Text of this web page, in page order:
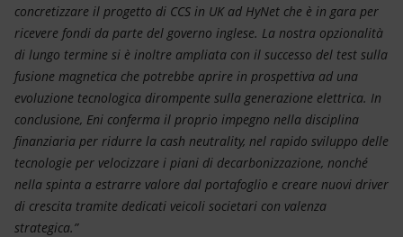
concretizzare il progetto di CCS in UK ad HyNet che è in gara per
ricevere fondi da parte del governo inglese. La nostra opzionalità
di lungo termine si è inoltre ampliata con il successo del test sulla
fusione magnetica che potrebbe aprire in prospettiva ad una
evoluzione tecnologica dirompente sulla generazione elettrica. In
conclusione, Eni conferma il proprio impegno nella disciplina
finanziaria per ridurre la cash neutrality, nel rapido sviluppo delle
tecnologie per velocizzare i piani di decarbonizzazione, nonché
nella spinta a estrarre valore dal portafoglio e creare nuovi driver
di crescita tramite dedicati veicoli societari con valenza
strategica.”